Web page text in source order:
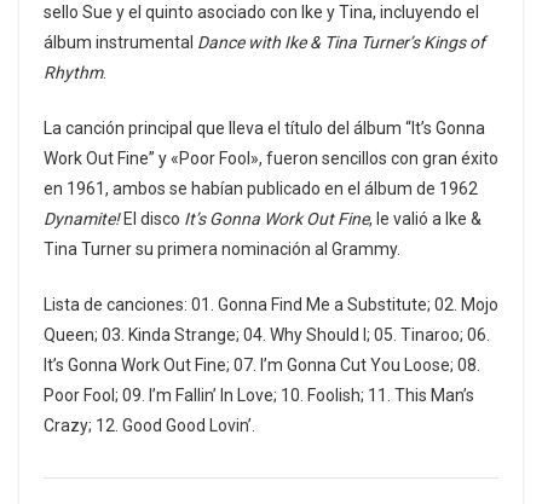
sello Sue y el quinto asociado con Ike y Tina, incluyendo el
álbum instrumental Dance with Ike & Tina Turner’s Kings of
Rhythm.
La canción principal que lleva el título del álbum “It’s Gonna
Work Out Fine” y «Poor Fool», fueron sencillos con gran éxito
en 1961, ambos se habían publicado en el álbum de 1962
Dynamite!El disco It’s Gonna Work Out Fine, le valió a Ike &
Tina Turner su primera nominación al Grammy.
Lista de canciones: 01. Gonna Find Me a Substitute; 02. Mojo
Queen; 03. Kinda Strange; 04. Why Should I; 05. Tinaroo; 06.
It’s Gonna Work Out Fine; 07. I’m Gonna Cut You Loose; 08.
Poor Fool; 09. I’m Fallin’ In Love; 10. Foolish; 11. This Man’s
Crazy; 12. Good Good Lovin’.